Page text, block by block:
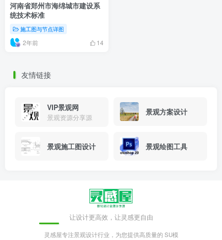
河南省郑州市海绵城市建设系
统技术标准
施工图与节点详图
2年前 14
友情链接
VIP景观网
景观资源分享源
景观方案设计
景观施工图设计 景观绘图工具
让设计更高效，让灵感更自由
灵感屋专注景观设计行业，为您提供高质量的 SU模